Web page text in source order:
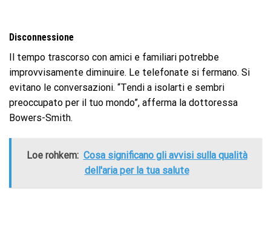
Disconnessione
Il tempo trascorso con amici e familiari potrebbe
improvvisamente diminuire. Le telefonate si fermano. Si
evitano le conversazioni. “Tendi a isolarti e sembri
preoccupato per il tuo mondo”, afferma la dottoressa
Bowers-Smith.
Loe rohkem: Cosa significano gli avvisi sulla qualità
dell'aria per la tua salute